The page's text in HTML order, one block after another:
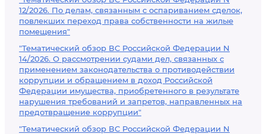
12/2026. По делам, связанным с оспариванием сделок,
повлекших переход права собственности на жилые
помещения"
"Тематический обзор ВС Российской Федерации N
14/2026. О рассмотрении судами дел, связанных с
применением законодательства о противодействии
коррупции и обращением в доход Российской
Федерации имущества, приобретенного в результате
нарушения требований и запретов, направленных на
предотвращение коррупции"
"Тематический обзор ВС Российской Федерации N